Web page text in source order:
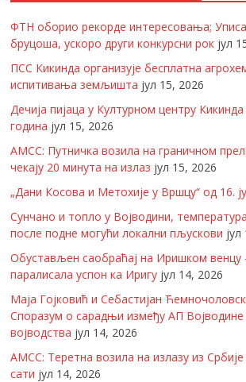
ФТН оборио рекорде интересовања;
бруцоша, ускоро други конкурсни рок јул
ПСС Кикинда организује бесплатна
испитивања земљишта јул 15, 2026
Дечија пијаца у Културном центру Кикинда
година јул 15, 2026
АМСС: Путничка возила на граничном
чекају 20 минута на излаз јул 15, 2026
„Дани Косова и Метохије у Вршцу“ од 16.
Сунчано и топло у Војводини,
после подне могући локални пљускови
Обустављен саобраћај на Иришком венцу
паралисала успон ка Иригу јул 14, 2026
Маја Гојковић и Себастијан
Споразум о сарадњи између АП
војводства јул 14, 2026
АМСС: Теретна возила на излазу из Србије
сати јул 14, 2026